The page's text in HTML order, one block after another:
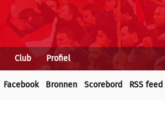
Club Profiel
Facebook Bronnen Scorebord RSS feed